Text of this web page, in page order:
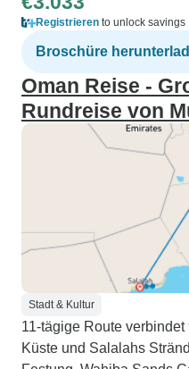
Registrieren to unlock savings
Broschüre
Oman Reise -
Rundreise von
Stadt & Kultur
11-tägige Route
Küste und Salalahs